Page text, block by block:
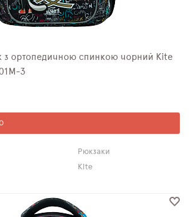
з ортопедичною спинкою чорний Kite
3
Рюкзаки
Kite